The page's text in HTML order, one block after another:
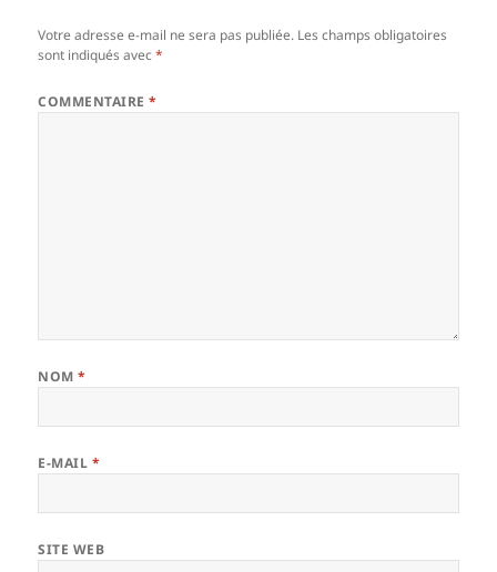
Votre adresse e-mail ne sera pas publiée. Les champs obligatoires
sont indiqués avec*
COMMENTAIRE*
NOM*
E-MAIL *
SITE WEB